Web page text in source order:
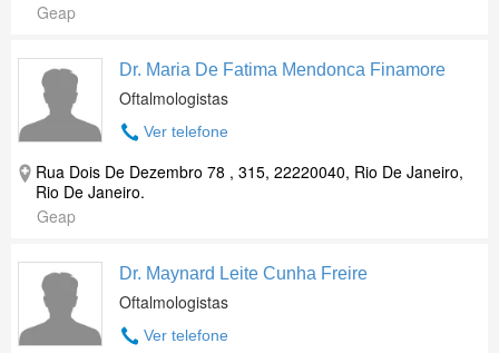
Geap
Dr. Maria De Fatima Mendonca Finamore
Oftalmologistas
Ver telefone
Rua Dois De Dezembro 78 , 315, 22220040, Rio De Janeiro,
Rio De Janeiro.
Geap
Dr. Maynard Leite Cunha Freire
Oftalmologistas
Ver telefone